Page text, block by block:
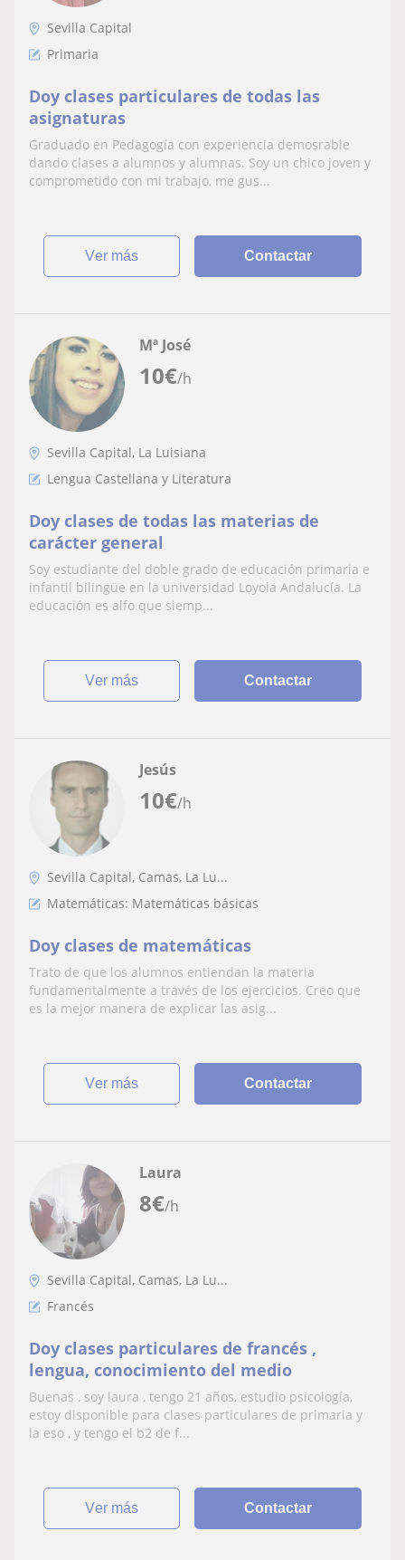
Sevilla Capital
Primaria
Doy clases particulares de todas las
asignaturas
Graduado en Pedagogía con experiencia demosrable
dando clases a alumnos y alumnas. Soy un chico joven y
comprometido con mi trabajo, me gus...
ver más Contactar
10€/h
Mª José
Sevilla Capital, La Luisiana
Lengua Castellana y Literatura
Doy clases de todas las materias de
carácter general
Soy estudiante del doble grado de educación primaria e
infantil bilingüe en la universidad Loyola Andalucía. La
educación es alfo que siemp...
ver más Contactar
10€/h
Jesús
Sevilla Capital, Camas, La Lu...
Matemáticas: Matemáticas básicas
Doy clases de matemáticas
Trato de que los alumnos entiendan la materia
fundamentalmente a través de los ejercicios. Creo que
es la mejor manera de explicar las asig...
ver más Contactar
8€/h
Laura
Sevilla Capital, Camas, La Lu...
Francés
Doy clases particulares de francés ,
lengua, conocimiento del medio
Buenas , soy laura , tengo 21 años, estudio psicología,
estoy disponible para clases particulares de primaria y
la eso , y tengo el b2 de f...
ver más Contactar